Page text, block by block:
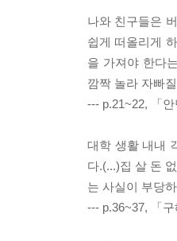
나와 친구들은
쉽게 떠올리게
을 가져야 한다
깜짝 놀라 자빠
--- p.21~22, 「
대학 생활 내내
다.(...)집 살 돈
는 사실이 부당
--- p.36~37, 「